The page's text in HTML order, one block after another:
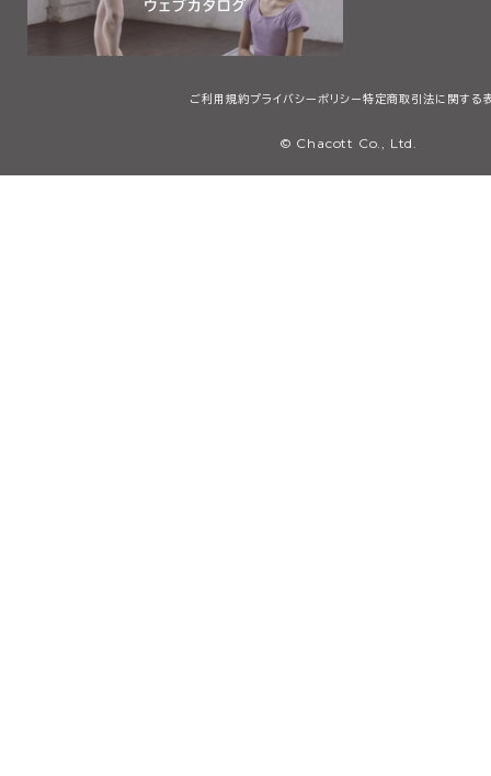
ご利用規約プライバシーポリシー 特定商取引法に関する
© Chacott Co., Ltd.